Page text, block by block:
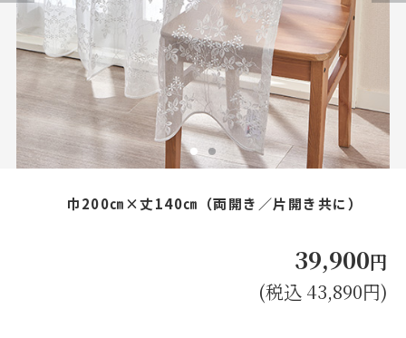
お気に入りリスト
お見積り来店予約はこちら
法人のお客様へ
巾200㎝×丈140㎝（両開き／片開き共に）
39,900円
(税込 43,890円)